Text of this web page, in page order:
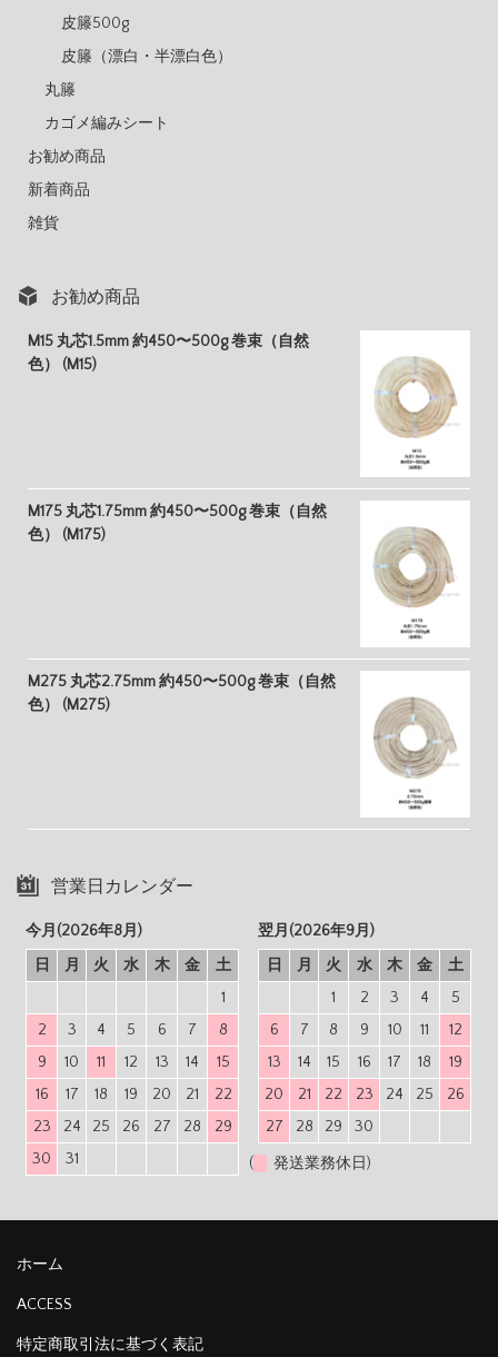
皮籐500g
皮籐（漂白・半漂白色）
丸籐
カゴメ編みシート
お勧め商品
新着商品
雑貨
お勧め商品
M15 丸芯1.5mm 約450〜500g 巻束（自然
色） (M15)
M175 丸芯1.75mm 約450〜500g 巻束（自然
色） (M175)
M275 丸芯2.75mm 約450〜500g 巻束（自然
色） (M275)
営業日カレンダー
今月(2026年8月)
日
月 火 水 木 金
土
1
2
3 4 5 6 7
8
9
10 11 12 13 14
15
16
17 18 19 20 21
22
23
24 25 26 27 28
29
30
31
翌月(2026年9月)
日
月 火 水 木 金
土
1
2 3 4
5
6
7 8 9 10 11
12
13
14 15 16 17 18
19
20
21 22 23 24 25
26
27
28 29 30
( 発送業務休日)
ホーム
ACCESS
特定商取引法に基づく表記